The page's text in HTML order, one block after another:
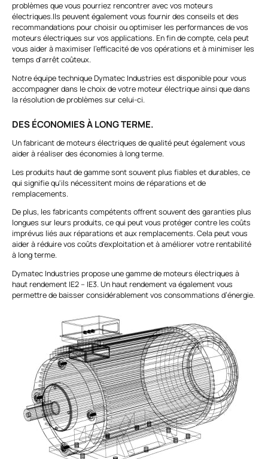
problèmes que vous pourriez rencontrer avec vos moteurs
électriques.Ils peuvent également vous fournir des conseils et des
recommandations pour choisir ou optimiser les performances de vos
moteurs électriques sur vos applications. En fin de compte, cela peut
vous aider à maximiser l'efficacité de vos opérations et à minimiser les
temps d'arrêt coûteux.
Notre équipe technique Dymatec Industries est disponible pour vous
accompagner dans le choix de votre moteur électrique ainsi que dans
la résolution de problèmes sur celui-ci.
DES ÉCONOMIES À LONG TERME.
Un fabricant de moteurs électriques de qualité peut également vous
aider à réaliser des économies à long terme.
Les produits haut de gamme sont souvent plus fiables et durables, ce
qui signifie qu'ils nécessitent moins de réparations et de
remplacements.
De plus, les fabricants compétents offrent souvent des garanties plus
longues sur leurs produits, ce qui peut vous protéger contre les coûts
imprévus liés aux réparations et aux remplacements. Cela peut vous
aider à réduire vos coûts d'exploitation et à améliorer votre rentabilité
à long terme.
Dymatec Industries propose une gamme de moteurs électriques à
haut rendement IE2 – IE3. Un haut rendement va également vous
permettre de baisser considérablement vos consommations d’énergie.